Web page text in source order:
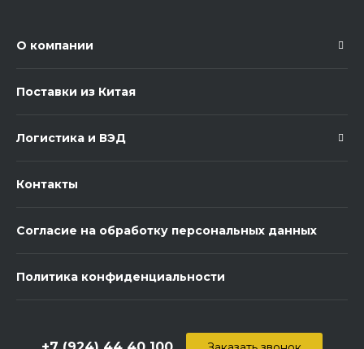
О компании
Поставки из Китая
Логистика и ВЭД
Контакты
Согласие на обработку персональных данных
Политика конфиденциальности